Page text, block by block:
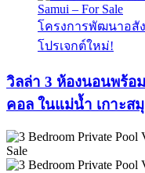
โครงการพัฒนาอสั
โปรเจกต์ใหม่!
วิลล่า 3 ห้องนอนพร้อ
คอล ในแม่น้ำ เกาะส